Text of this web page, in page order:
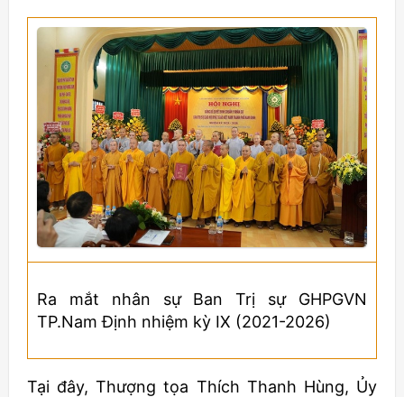
Ra mắt nhân sự Ban Trị sự GHPGVN
TP.Nam Định nhiệm kỳ IX (2021-2026)
Tại đây, Thượng tọa Thích Thanh Hùng, Ủy